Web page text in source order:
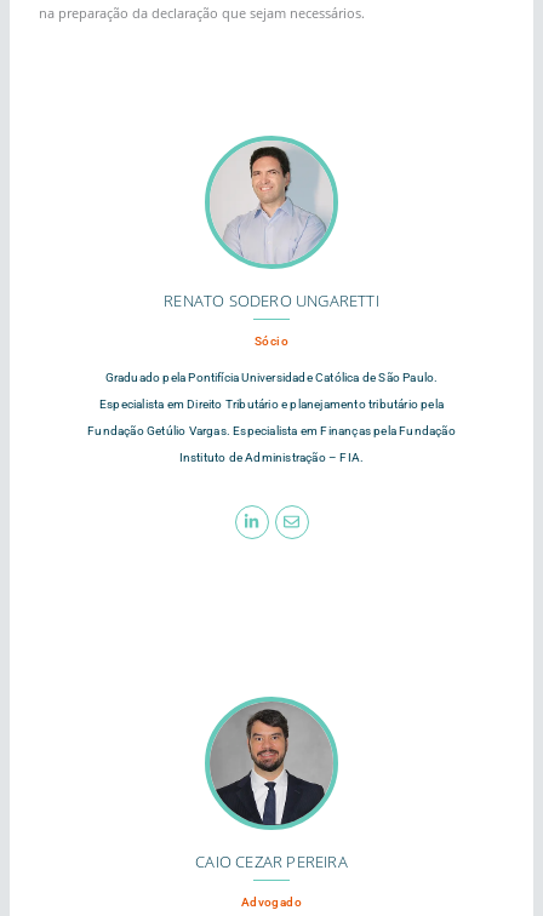
na preparação da declaração que sejam necessários.
RENATO SODERO UNGARETTI
Sócio
Graduado pela Pontifícia Universidade Católica de São Paulo.
Especialista em Direito Tributário e planejamento tributário pela
Fundação Getúlio Vargas. Especialista em Finanças pela Fundação
Instituto de Administração – FIA.
CAIO CEZAR PEREIRA
Advogado